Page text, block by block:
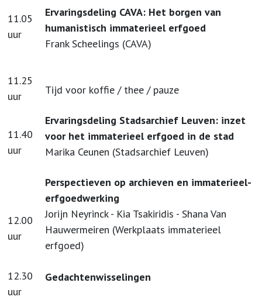
11.05
uur
Ervaringsdeling CAVA: Het borgen van
humanistisch immaterieel erfgoed
Frank Scheelings (CAVA)
11.25
uur
Tijd voor koffie / thee / pauze
11.40
uur
Ervaringsdeling Stadsarchief Leuven: inzet
voor het immaterieel erfgoed in de stad
Marika Ceunen (Stadsarchief Leuven)
12.00
uur
Perspectieven op archieven en immaterieel-
erfgoedwerking
Jorijn Neyrinck - Kia Tsakiridis - Shana Van
Hauwermeiren (Werkplaats immaterieel
erfgoed)
12.30
uur
Gedachtenwisselingen